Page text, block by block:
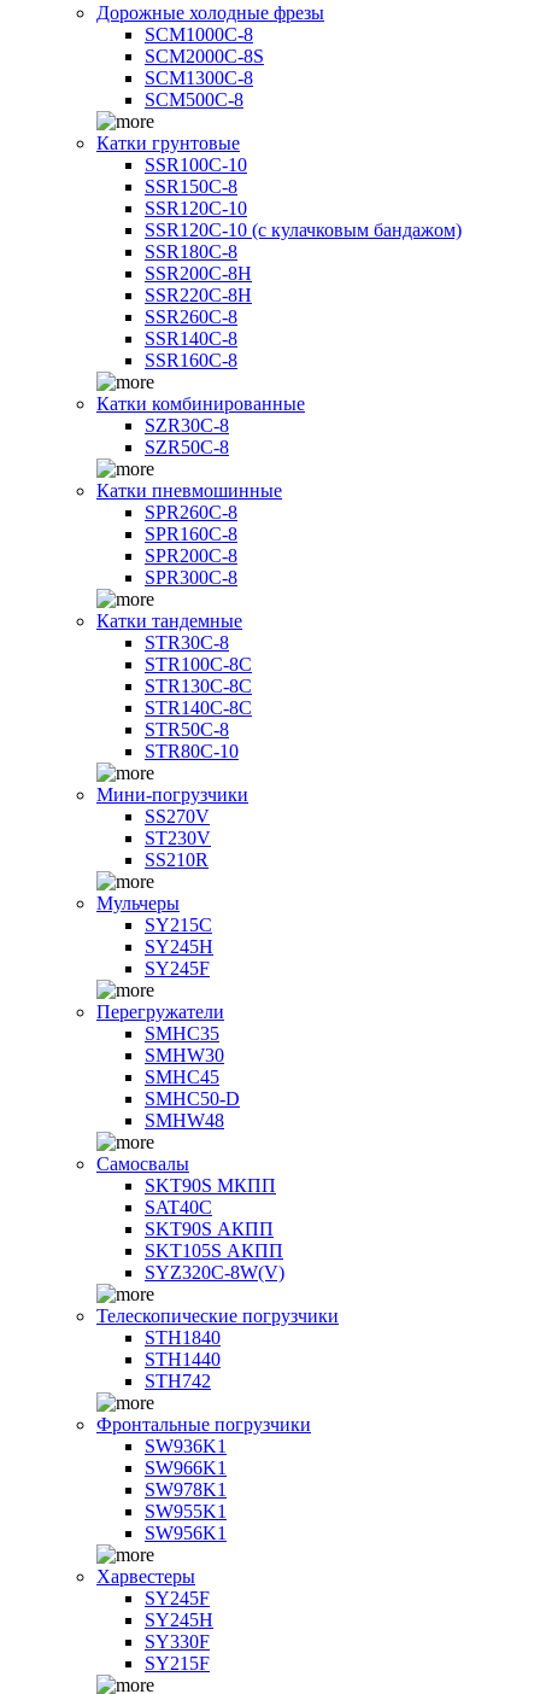
Дорожные холодные фрезы
SCM1000C-8
SCM2000C-8S
SCM1300C-8
SCM500C-8
Катки грунтовые
SSR100C-10
SSR150C-8
SSR120C-10
SSR120C-10 (с кулачковым бандажом)
SSR180C-8
SSR200C-8H
SSR220C-8H
SSR260C-8
SSR140C-8
SSR160C-8
Катки комбинированные
SZR30C-8
SZR50C-8
Катки пневмошинные
SPR260C-8
SPR160C-8
SPR200C-8
SPR300C-8
Катки тандемные
STR30C-8
STR100C-8С
STR130C-8С
STR140C-8С
STR50C-8
STR80C-10
Мини-погрузчики
SS270V
ST230V
SS210R
Мульчеры
SY215C
SY245H
SY245F
Перегружатели
SMHC35
SMHW30
SMHC45
SMHC50-D
SMHW48
Самосвалы
SKT90S МКПП
SAT40C
SKT90S АКПП
SKT105S АКПП
SYZ320C-8W(V)
Телескопические погрузчики
STH1840
STH1440
STH742
Фронтальные погрузчики
SW936K1
SW966K1
SW978K1
SW955K1
SW956K1
Харвестеры
SY245F
SY245H
SY330F
SY215F